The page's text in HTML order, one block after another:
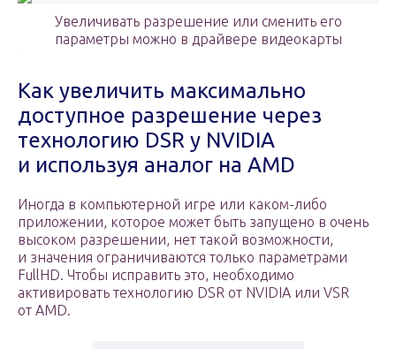
Увеличивать разрешение или сменить его
параметры можно в драйвере видеокарты
Как увеличить максимально
доступное разрешение через
технологию DSR у NVIDIA
и используя аналог на AMD
Иногда в компьютерной игре или каком-либо
приложении, которое может быть запущено в очень
высоком разрешении, нет такой возможности,
и значения ограничиваются только параметрами
FullHD. Чтобы исправить это, необходимо
активировать технологию DSR от NVIDIA или VSR
от AMD.